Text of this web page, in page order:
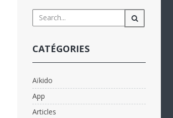
CATÉGORIES
Aïkido
App
Articles